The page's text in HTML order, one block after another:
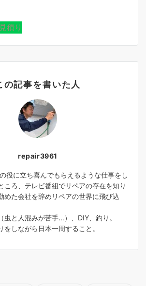
積り
の記事を書いた人
repair3961
役に立ち喜んでもらえるような仕事をし
ころ、テレビ番組でリペアの存在を知り
めた会社を辞めリペアの世界に飛び込
虫と人混みが苦手…）、DIY、釣り。
をしながら日本一周すること。